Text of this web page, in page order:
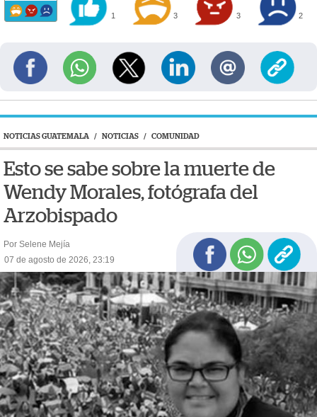
1 3 3 2
NOTICIAS GUATEMALA / NOTICIAS / COMUNIDAD
Esto se sabe sobre la muerte de
Wendy Morales, fotógrafa del
Arzobispado
Por Selene Mejía
07 de agosto de 2026, 23:19